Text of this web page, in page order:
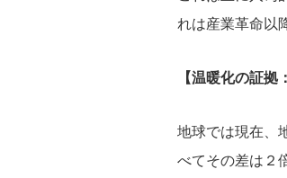
れは産業革命以
【温暖化の証拠
地球では現在、
べてその差は２